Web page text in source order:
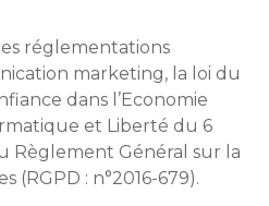
réglementations
marketing, la loi du
dans l’Economie
et Liberté du 6
Règlement Général sur la
(RGPD : n°2016-679).